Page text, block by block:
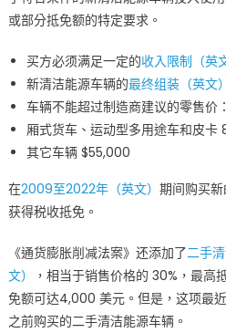
申
请
须
知
Credits
New
中
或部分抵免额的特定要求。
买方必须满足一定的收入限制（英
新清洁能源车辆的最终组装（英文）
车辆不能超过制造商建议的零售价：
厢式货车、运动型多用途车和皮
其它车辆 $55,000
在2009至2022年（英文） 期间购买
获得税收抵免。
《通货膨胀削减法案》还添加了二手
文）
，相当于销售价格的 30%，最高
免额可达4,000 美元。但是，这项最
之前购买的二手清洁能源车辆。